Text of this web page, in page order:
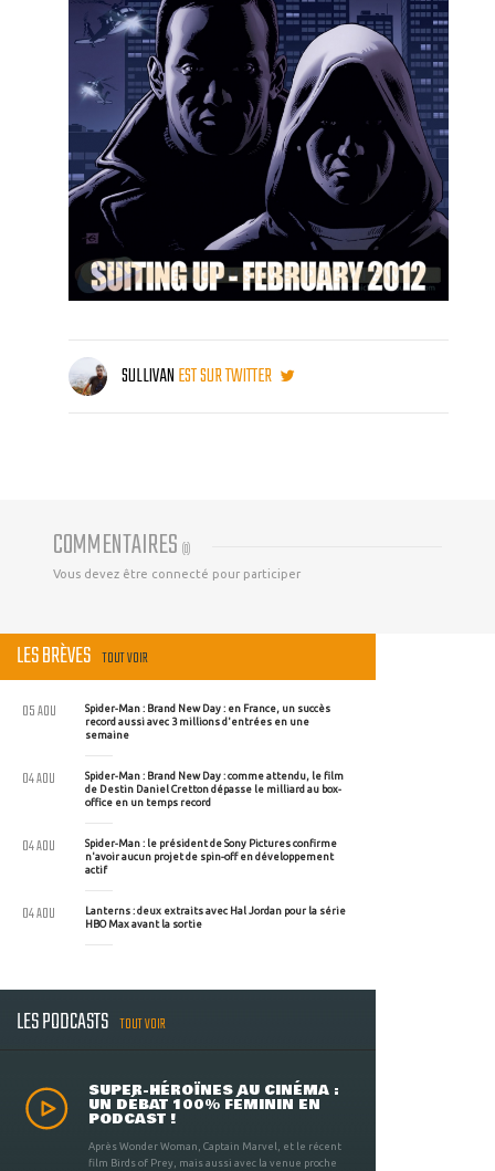
SULLIVANEST SUR TWITTER
COMMENTAIRES (0)
Vous devez être connecté pour participer
LES BRÈVES TOUT VOIR
Spider-Man : Brand New Day : en France, un succès
record aussi avec 3 millions d'entrées en une
semaine
05 AOU
Spider-Man : Brand New Day : comme attendu, le film
de Destin Daniel Cretton dépasse le milliard au box-
office en un temps record
04 AOU
Spider-Man : le président de Sony Pictures confirme
n'avoir aucun projet de spin-off en développement
actif
04 AOU
Lanterns : deux extraits avec Hal Jordan pour la série
HBO Max avant la sortie
04 AOU
LES PODCASTS TOUT VOIR
SUPER-HÉROÏNES AU CINÉMA :
UN DÉBAT 100% FÉMININ EN
PODCAST !
Après Wonder Woman, Captain Marvel, et le récent
film Birds of Prey, mais aussi avec la venue proche